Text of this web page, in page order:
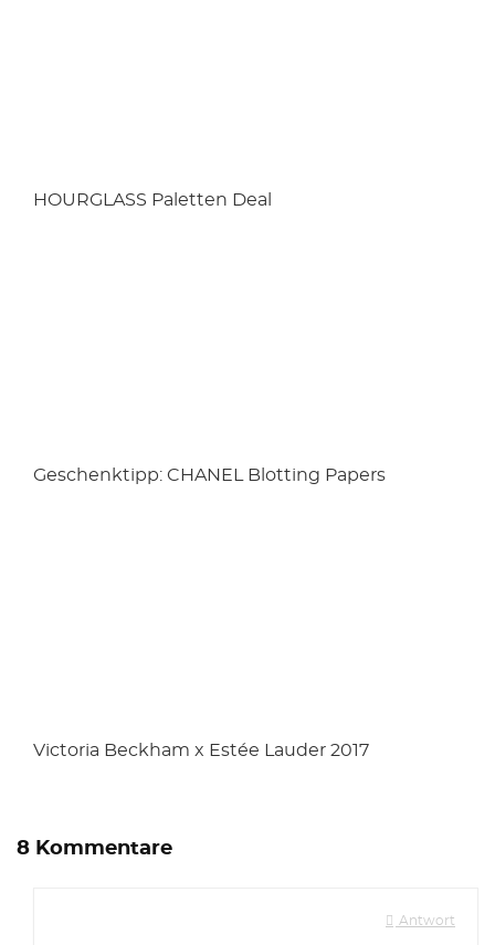
HOURGLASS Paletten Deal
Geschenktipp: CHANEL Blotting Papers
Victoria Beckham x Estée Lauder 2017
8 Kommentare
Antwort